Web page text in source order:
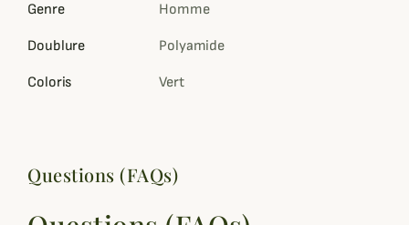
Genre Homme
Doublure Polyamide
Coloris Vert
Questions (FAQs)